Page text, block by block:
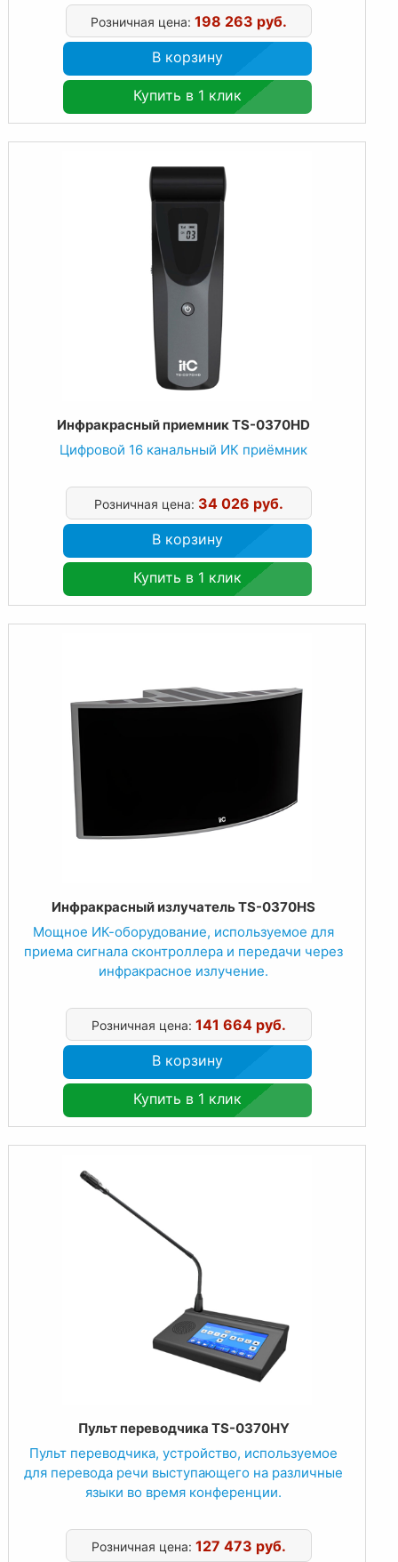
Розничная цена: 198 263 руб.
В корзину
Купить в 1 клик
Инфракрасный приемник TS-0370HD
Цифровой 16 канальный ИК приёмник
Розничная цена: 34 026 руб.
В корзину
Купить в 1 клик
Инфракрасный излучатель TS-0370HS
Мощное ИК-оборудование, используемое для
приема сигнала cконтроллера и передачи через
инфракрасное излучение.
Розничная цена: 141 664 руб.
В корзину
Купить в 1 клик
Пульт переводчика TS-0370HY
Пульт переводчика, устройство, используемое
для перевода речи выступающего на различные
языки во время конференции.
Розничная цена: 127 473 руб.